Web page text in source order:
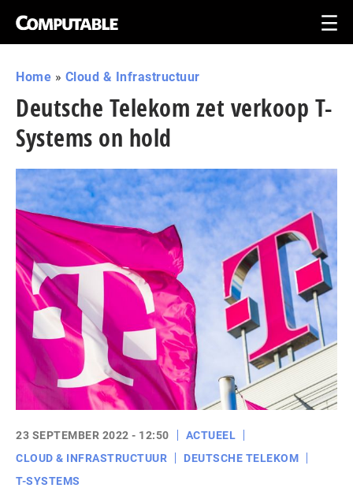
Home » Cloud & Infrastructuur
Deutsche Telekom zet verkoop T-
Systems on hold
23 SEPTEMBER 2022 - 12:50
ACTUEEL
CLOUD & INFRASTRUCTUUR
DEUTSCHE TELEKOM
T-SYSTEMS